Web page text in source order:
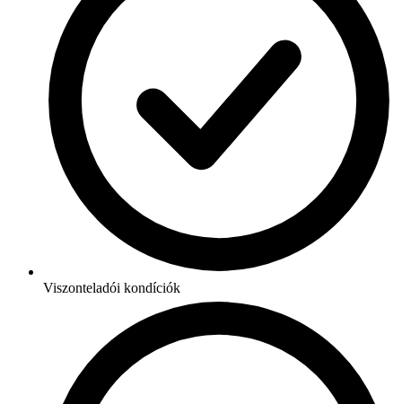
Viszonteladói kondíciók